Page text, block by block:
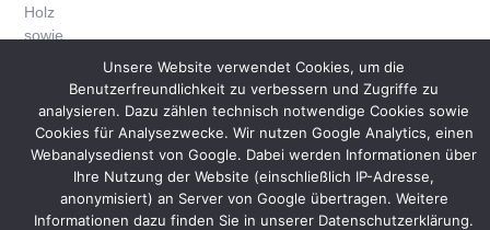
Holz
sowie
Bautec
2016
die
Messestände.
wie
Unsere Website verwendet Cookies, um die
Benutzerfreundlichkeit zu verbessern und Zugriffe zu
analysieren. Dazu zählen technisch notwendige Cookies sowie
Cookies für Analysezwecke. Wir nutzen Google Analytics, einen
Webanalysedienst von Google. Dabei werden Informationen über
Ihre Nutzung der Website (einschließlich IP-Adresse,
anonymisiert) an Server von Google übertragen. Weitere
Informationen dazu finden Sie in unserer Datenschutzerklärung.